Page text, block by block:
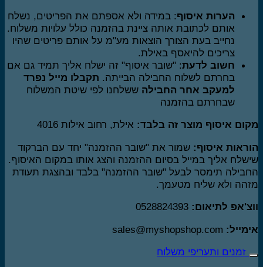
הערות איסוף: במידה ולא אספתם את הפריטים, נשלח
אותם לכתובת אותה ציינת בהזמנה כולל עלויות משלוח.
נחייב בעת הצורך הוצאות מע"מ על אותם פריטים שהיו
צריכים להיאסף באילת.
חשוב לדעת: "שובר איסוף" זה ישלח אליך תמיד גם אם
בחרתם לשלוח החבילה הבייתה.תקבלו מייל נפרד
למעקב אחר החבילהששלחנו לפי שיטת המשלוח
שבחרתם בהזמנה
איסוף מוצר זה בלבד:אילת, רחוב אילות 4016
איסוף:שמור את "שובר ההזמנה" יחד עם הברקוד
אליך במייל בסיום ההזמנה והצג אותו במקום האיסוף.
תימסר לבעל "שובר ההזמנה" בלבד ובהצגת תעודת
ולא שליח מטעמך.
לתיאום:0528824393
sales@myshopshop.com
זמנים ותעריפי משלוח